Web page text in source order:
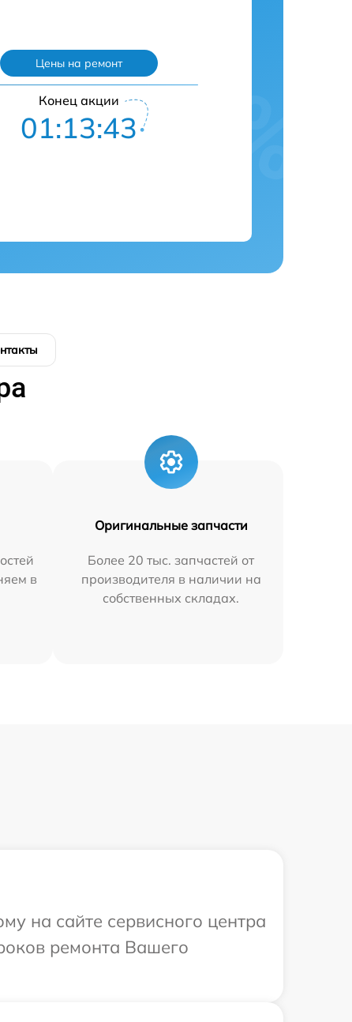
Цены на ремонт
Конец акции
01:13:42
в
Оригинальные запчасти
Более 20 тыс. запчастей от
производителя в наличии на
собственных складах.
на сайте сервисного центра
ремонта Вашего